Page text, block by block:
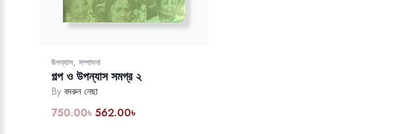
উপন্যাস,সম্পাদনা
গল্প ও উপন্যাস সমগ্র ২
Byবদরুন নেছা
750.00৳ Original
562.00৳Current